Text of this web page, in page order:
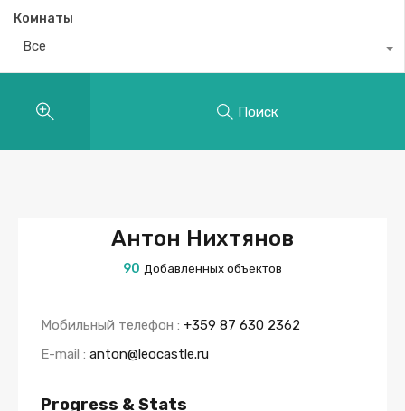
Комнаты
Все
Поиск
Антон Нихтянов
90 Добавленных объектов
Мобильный телефон : +359 87 630 2362
E-mail : anton@leocastle.ru
Progress & Stats